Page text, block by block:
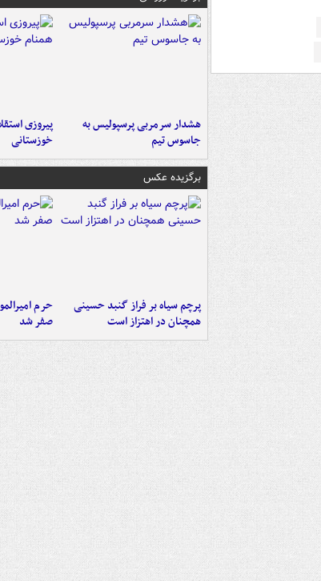
هشدار سرمربی پرسپولیس به
جاسوس تیم
پیروزی
خوزستانی
برگزیده عکس
پرچم سیاه بر فراز گنبد حسینی
همچنان در اهتزاز است
حرم
صفر شد